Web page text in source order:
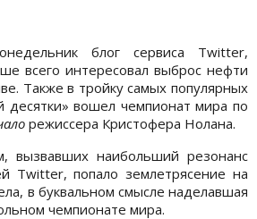
блог сервиса Twitter,
всего интересовал выброс нефти
Также в тройку самых популярных
десятки» вошел чемпионат мира по
режиссера Кристофера Нолана.
вызвавших наибольший резонанс
Twitter, попало землетрясение на
в буквальном смысле наделавшая
чемпионате мира.